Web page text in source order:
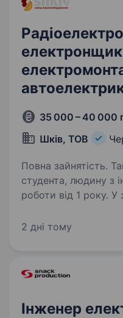
35 000 – 40 000
Шків, ТОВ
Повна зайнятість.
студента, людину з
роботи від 1 року. У звязку з розширенням
електронщика, Запрошуємо до команди
виготовляти та
2 дні тому
Інженер